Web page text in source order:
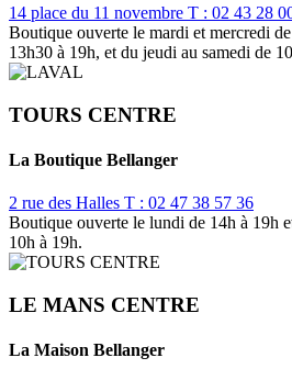
14 place du 11 novembre T : 02 43 28
Boutique ouverte le mardi et mercredi
13h30 à 19h, et du jeudi au samedi de
TOURS CENTRE
La Boutique Bellanger
2 rue des Halles T : 02 47 38 57 36
Boutique ouverte le lundi de 14h à 19h
10h à 19h.
LE MANS CENTRE
La Maison Bellanger